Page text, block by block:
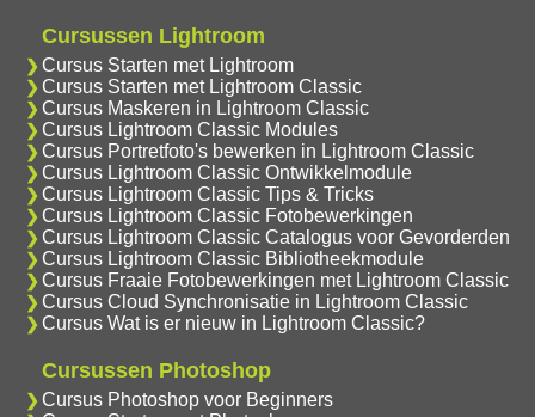
Cursussen Lightroom
Cursus Starten met Lightroom
Cursus Starten met Lightroom Classic
Cursus Maskeren in Lightroom Classic
Cursus Lightroom Classic Modules
Cursus Portretfoto's bewerken in Lightroom Classic
Cursus Lightroom Classic Ontwikkelmodule
Cursus Lightroom Classic Tips & Tricks
Cursus Lightroom Classic Fotobewerkingen
Cursus Lightroom Classic Catalogus voor Gevorderden
Cursus Lightroom Classic Bibliotheekmodule
Cursus Fraaie Fotobewerkingen met Lightroom Classic
Cursus Cloud Synchronisatie in Lightroom Classic
Cursus Wat is er nieuw in Lightroom Classic?
Cursussen Photoshop
Cursus Photoshop voor Beginners